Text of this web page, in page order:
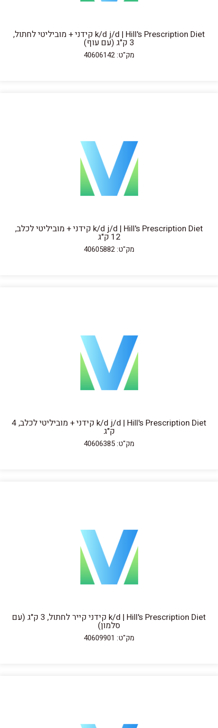
k/d j/d | Hill's Prescription Diet קידני + מוביליטי לחתול,
3 ק"ג (עם עוף)
מק"ט: 40606142
k/d j/d | Hill's Prescription Diet קידני + מוביליטי לכלב,
12 ק"ג
מק"ט: 40605882
k/d j/d | Hill's Prescription Diet קידני + מוביליטי לכלב, 4
ק"ג
מק"ט: 40606385
k/d | Hill's Prescription Diet קידני קייר לחתול, 3 ק"ג (עם
סלמון)
מק"ט: 40609901